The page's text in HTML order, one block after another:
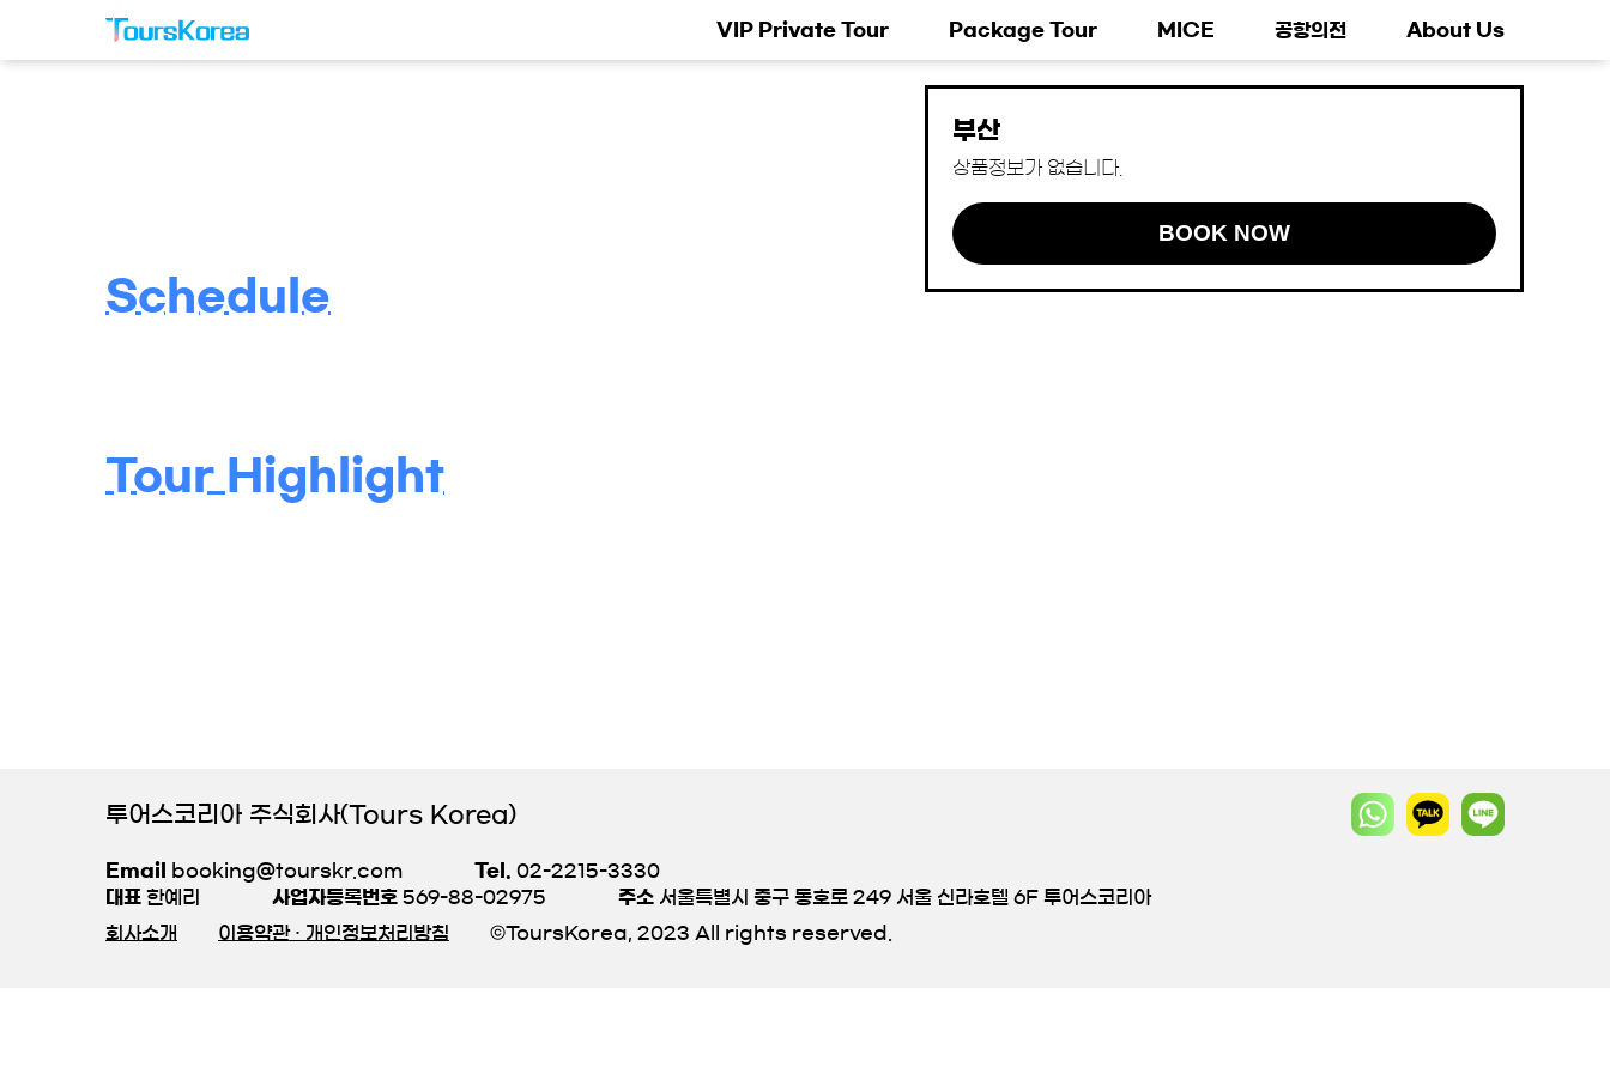
VIP Private Tour Package Tour MICE 공항의전 About Us
부산
상품정보가 없습니다.
BOOK NOW
Schedule
Tour Highlight
투어스코리아 주식회사(Tours Korea)
Email booking@tourskr.com Tel.
02-2215-3330
대표 한예리 사업자등록번호 569-88-02975 주소 서울특별시 중구 동호로 249 서울 신라호텔 6F 투어스코리아
회사소개
이용약관 · 개인정보처리방침 ©ToursKorea, 2023 All rights reserved.